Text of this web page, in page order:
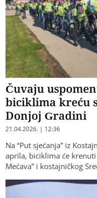
Čuvaju
biciklima kreću
Donjoj Gradini
21.04.2026. | 12:36
Na “Put sjećanja” iz
aprila, biciklima će
Mećava” i kostajničkog